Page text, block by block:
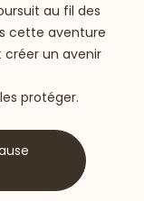
au fil des
cette aventure
créer un avenir
protéger.